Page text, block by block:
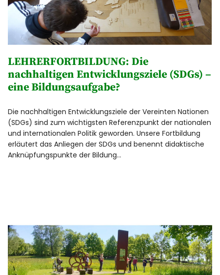
LEHRERFORTBILDUNG: Die
nachhaltigen Entwicklungsziele (SDGs) –
eine Bildungsaufgabe?
Die nachhaltigen Entwicklungsziele der Vereinten Nationen
(SDGs) sind zum wichtigsten Referenzpunkt der nationalen
und internationalen Politik geworden. Unsere Fortbildung
erläutert das Anliegen der SDGs und benennt didaktische
Anknüpfungspunkte der Bildung…